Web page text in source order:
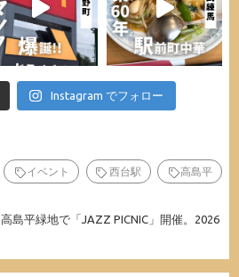
Instagram でフォロー
イベント 西台駅 高島平
高島平緑地で「JAZZ PICNIC」開催。2026